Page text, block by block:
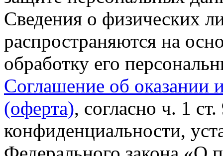
Сведения о физических
распространяются на
обработку его
Соглашение об оказании
(оферта), согласно ч. 1
конфиденциальности,